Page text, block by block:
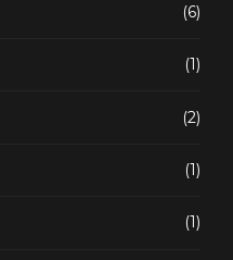
(6)
(1)
(2)
(1)
(1)